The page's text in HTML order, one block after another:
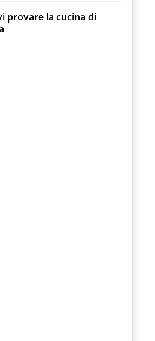
provare la cucina di